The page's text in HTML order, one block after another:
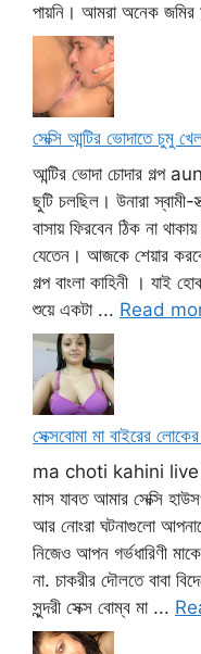
পায়নি। আমরা অনেক
সেক্সি আন্টির ভোদাতে চুমু
আন্টির ভোদা চোদার গল্প
ছুটি চলছিল। উনারা
বাসায় ফিরবেন ঠিক না
যেতেন। আজকে শেয়ার করবো
গল্প বাংলা কাহিনী । যাই
শুয়ে একটা ... Read
সেক্সবোমা মা বাইরের
ma choti kahini
মাস যাবত আমার সেক্সি
আর নোংরা ঘটনাগুলো
নিজেও আপন গর্ভধারিণী
না. চাকরীর দৌলতে বাবা
সুন্দরী সেক্স বোম্ব মা ...